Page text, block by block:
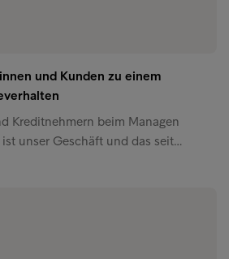
und Kunden zu einem
Kreditnehmern beim Managen
unser Geschäft und das seit…